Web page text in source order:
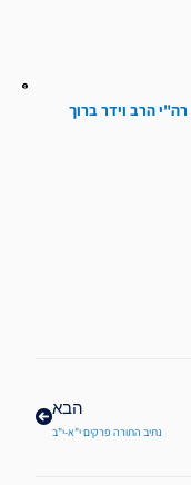
רה"י הרב וידר ברוך
הבא
נתיב התורה פרקים י"א-י"ב